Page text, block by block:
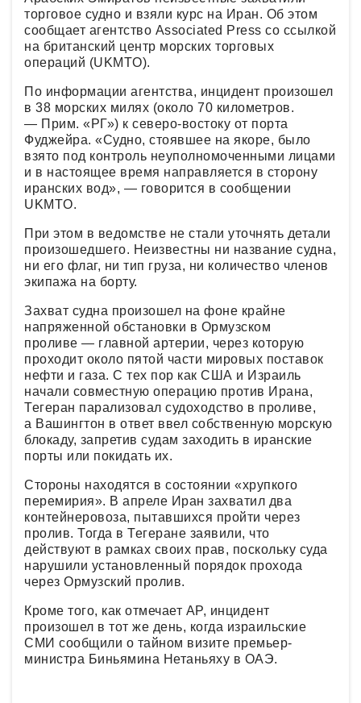
торговое судно и взяли курс на Иран. Об этом
сообщает агентство Associated Press со ссылкой
на британский центр морских торговых
операций (UKMTO).
По информации агентства, инцидент произошел
в 38 морских милях (около 70 километров.
— Прим. «РГ») к северо-востоку от порта
Фуджейра. «Судно, стоявшее на якоре, было
взято под контроль неуполномоченными лицами
и в настоящее время направляется в сторону
иранских вод», — говорится в сообщении
UKMTO.
При этом в ведомстве не стали уточнять детали
произошедшего. Неизвестны ни название судна,
ни его флаг, ни тип груза, ни количество членов
экипажа на борту.
Захват судна произошел на фоне крайне
напряженной обстановки в Ормузском
проливе — главной артерии, через которую
проходит около пятой части мировых поставок
нефти и газа. С тех пор как США и Израиль
начали совместную операцию против Ирана,
Тегеран парализовал судоходство в проливе,
а Вашингтон в ответ ввел собственную морскую
блокаду, запретив судам заходить в иранские
порты или покидать их.
Стороны находятся в состоянии «хрупкого
перемирия». В апреле Иран захватил два
контейнеровоза, пытавшихся пройти через
пролив. Тогда в Тегеране заявили, что
действуют в рамках своих прав, поскольку суда
нарушили установленный порядок прохода
через Ормузский пролив.
Кроме того, как отмечает AP, инцидент
произошел в тот же день, когда израильские
СМИ сообщили о тайном визите премьер-
министра Биньямина Нетаньяху в ОАЭ.